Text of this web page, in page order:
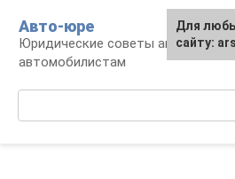
контенту
Авто-юре
Юридические советы
автомобилистам
Для
сайту: